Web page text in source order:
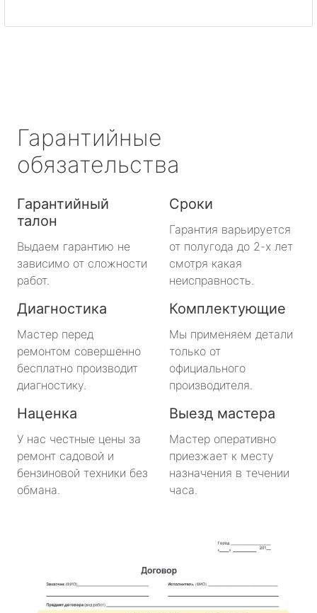
Сясьстрой
Тосно
Шлиссельбург
Важины
Вырица
Дружная Горка
имени Морозова
Гарантийные
обязательства
Гарантийный
талон
Выдаем гарантию не
зависимо от сложности
работ.
Сроки
Гарантия варьируется
от полугода до 2-х лет
смотря какая
неисправность.
Диагностика
Мастер перед
ремонтом совершенно
бесплатно производит
диагностику.
Комплектующие
Мы применяем детали
только от
официального
производителя.
Наценка
У нас честные цены за
ремонт садовой и
бензиновой техники без
обмана.
Выезд мастера
Мастер оперативно
приезжает к месту
назначения в течении
часа.